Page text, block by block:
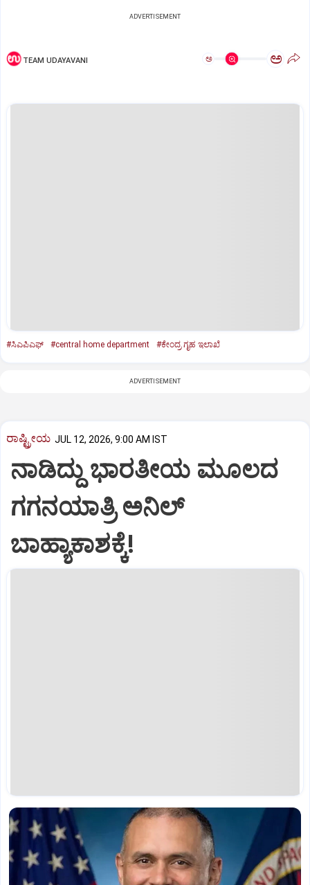
ADVERTISEMENT
TEAM UDAYAVANI ಅ ಅ
#ಸಿಎಪಿಎಫ್ #central home department #ಕೇಂದ್ರ ಗೃಹ ಇಲಾಖೆ
ADVERTISEMENT
ರಾಷ್ಟ್ರೀಯ JUL 12, 2026, 9:00 AM IST
ನಾಡಿದ್ದು ಭಾರತೀಯ ಮೂಲದ
ಗಗನಯಾತ್ರಿ ಅನಿಲ್‌
ಬಾಹ್ಯಾಕಾಶಕ್ಕೆ!